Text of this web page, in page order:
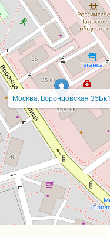
Москва, Воронцовская 35Бк1